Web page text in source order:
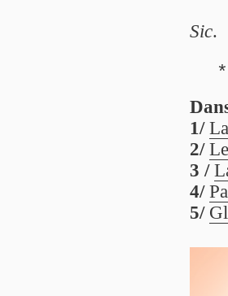
Sic.
*
1/
2/
3 /
4/
5/